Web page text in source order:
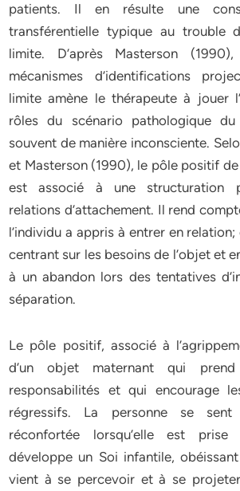
patients. Il en résulte une
transférentielle typique au trouble
limite. D’après Masterson
mécanismes d’identifications
limite amène le thérapeute à jouer
rôles du scénario pathologique
souvent de manière inconsciente.
et Masterson (1990), le pôle positif
est associé à une structuration
relations d’attachement. Il rend
l’individu a appris à entrer en relation;
centrant sur les besoins de l’objet et
à un abandon lors des tentatives
séparation.
Le pôle positif, associé à
d’un objet maternant qui
responsabilités et qui encourage
régressifs. La personne se
réconfortée lorsqu’elle est
développe un Soi infantile,
vient à se percevoir et à se